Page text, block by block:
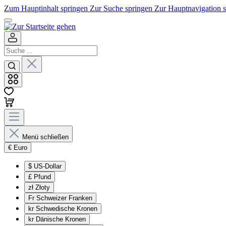
Zum Hauptinhalt springen Zur Suche springen Zur Hauptnavigation
Menü schließen
€ Euro
$ US-Dollar
£ Pfund
zł Złoty
Fr Schweizer Franken
kr Schwedische Kronen
kr Dänische Kronen